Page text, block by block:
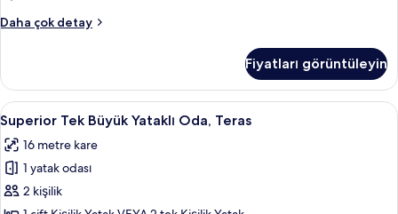
görün
Daha çok detay
Premium
Oda,
Teras
hakkında
daha
fazla
detay
Fiyatları görüntüleyin
Superior
Tek
Büyük
Yataklı
Oda,
Masa, güneşlik/perde, ses yalıtımı,
5
Superior Tek Büyük Yataklı Oda, Teras
16 metre kare
1 yatak odası
2 kişilik